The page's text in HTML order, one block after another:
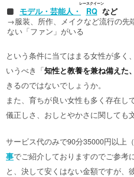
モデル・芸能人・
RQ
レースクイーン
など
→服装、所作、メイクなど流行の先
ない「ファン」がいる
という条件に当てはまる女性が多く
いうべき「知性と教養を兼ね備えた
きるのではないでしょうか。
また、育ちが良い女性も多く存在し
儀正しさ、おしとやかさに関しても
サービス代のみで90分35000円以上（
事でご紹介しておりますのでご参考
と、決して安くはない金額ですが、